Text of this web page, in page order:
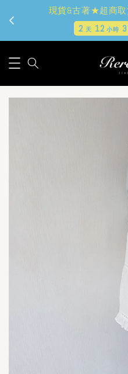
現貨&古著★超商
2 天 12 小時